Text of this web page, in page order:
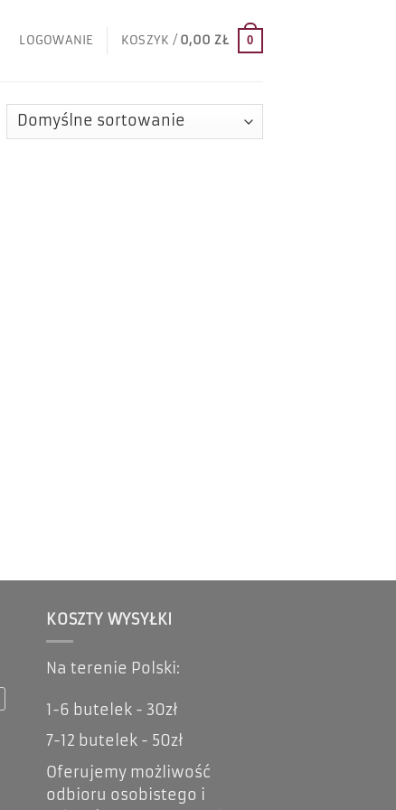
LOGOWANIE KOSZYK / 0,00ZŁ 0
KOSZTY WYSYŁKI
Na terenie Polski:
1-6 butelek - 30zł
7-12 butelek - 50zł
Oferujemy możliwość
odbioru osobistego i